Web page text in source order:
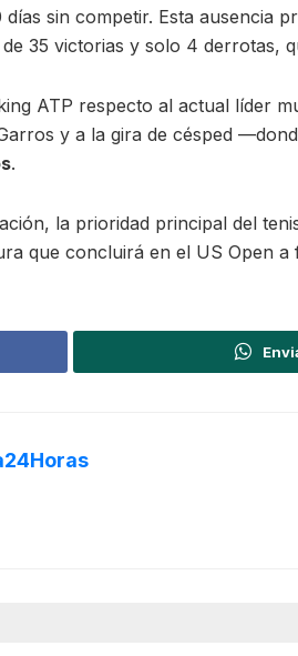
días sin competir. Esta
35 victorias y solo 4 derrotas,
ATP respecto al actual líder
y a la gira de césped
.
la prioridad principal del
que concluirá en el US Open a